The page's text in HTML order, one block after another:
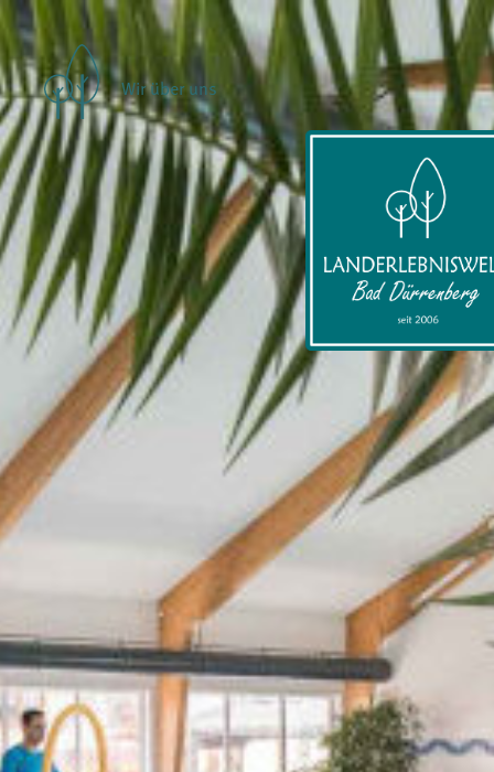
Wir über uns